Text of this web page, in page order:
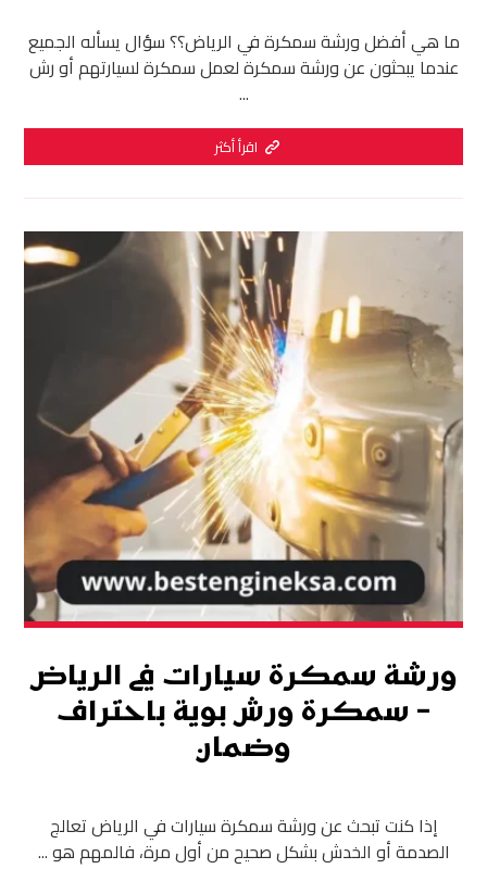
ما هي أفضل ورشة سمكرة في الرياض؟؟ سؤال يسأله الجميع
عندما يبحثون عن ورشة سمكرة لعمل سمكرة لسيارتهم أو رش
...
اقرأ أكثر
ورشة سمكرة سيارات في الرياض
– سمكرة ورش بوية باحتراف
وضمان
إذا كنت تبحث عن ورشة سمكرة سيارات في الرياض تعالج
الصدمة أو الخدش بشكل صحيح من أول مرة، فالمهم هو ...